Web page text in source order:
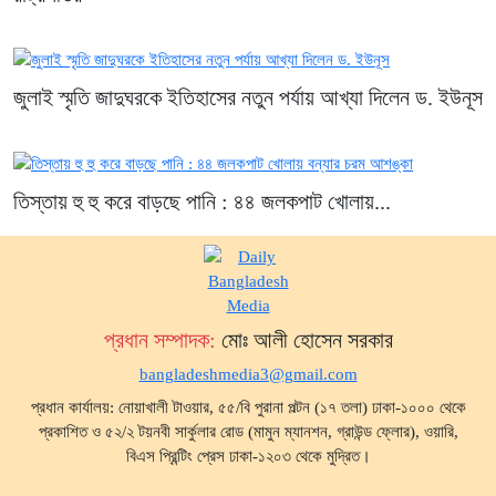
জুলাই স্মৃতি জাদুঘরকে ইতিহাসের নতুন পর্যায় আখ্যা দিলেন ড. ইউনূস
তিস্তায় হু হু করে বাড়ছে পানি : ৪৪ জলকপাট খোলায়...
প্রধান সম্পাদক: মোঃ আলী হোসেন সরকার
bangladeshmedia3@gmail.com
প্রধান কার্যালয়: নোয়াখালী টাওয়ার, ৫৫/বি পুরানা পল্টন (১৭ তলা) ঢাকা-১০০০ থেকে
প্রকাশিত ও ৫২/২ টয়নবী সার্কুলার রোড (মামুন ম্যানশন, গ্রাউন্ড ফ্লোর), ওয়ারি,
বিএস প্রিন্টিং প্রেস ঢাকা-১২০৩ থেকে মুদ্রিত।